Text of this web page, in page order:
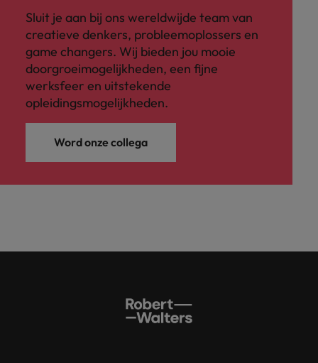
Sluit je aan bij ons wereldwijde team van
creatieve denkers, probleemoplossers en
game changers. Wij bieden jou mooie
doorgroeimogelijkheden, een fijne
werksfeer en uitstekende
opleidingsmogelijkheden.
Word onze collega